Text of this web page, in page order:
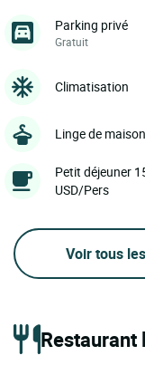
Parking privé
Gratuit
Climatisation
Linge de
Petit déjeuner
USD/Pers
Voir tous
Restaurant